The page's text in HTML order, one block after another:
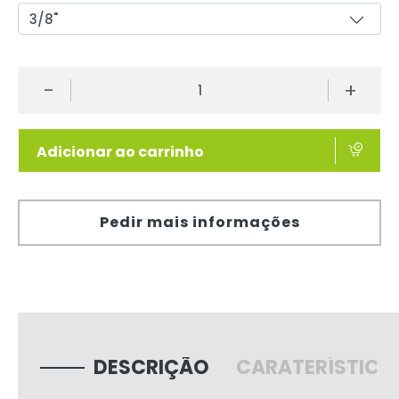
- +
Adicionar ao carrinho
Pedir mais informações
DESCRIÇÃO